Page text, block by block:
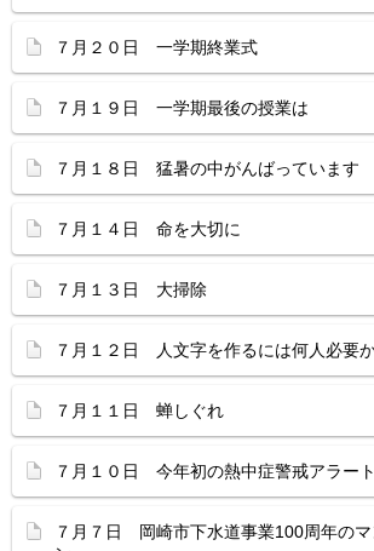
７月２０日 一学期終業式
７月１９日 一学期最後の授業は
７月１８日 猛暑の中がんばっています
７月１４日 命を大切に
７月１３日 大掃除
７月１２日 人文字を作るには何人必要
７月１１日 蝉しぐれ
７月１０日 今年初の熱中症警戒アラート
７月７日 岡崎市下水道事業100周年のマ